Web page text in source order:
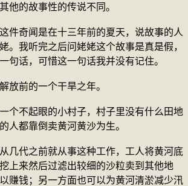
他的故事性的传说不同。
件奇闻是在十三年前的夏天，说故事的人
。我听完之后问姥姥这个故事是真是假，
句话，可惜这一句话我并没有记住。
放前的一个干旱之年。
个不起眼的小村子，村子里没有什么田地
人都靠倒卖黄河黄沙为生。
几代之前就从事这种工作，工人将黄河底
上来然后过滤出较细的沙粒卖到其他地
赚钱；另一方面也可以为黄河清淤减少汛